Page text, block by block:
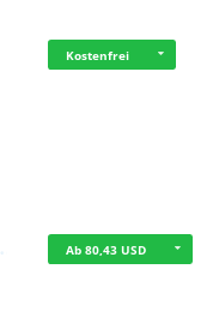
Kostenfrei
Ab 80,43 USD